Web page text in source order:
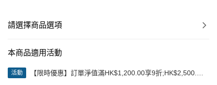
請選擇商品選項
本商品適用活動
活動
【限時優惠】訂單淨值滿HK$1,200.00享9折;HK$2,500.00